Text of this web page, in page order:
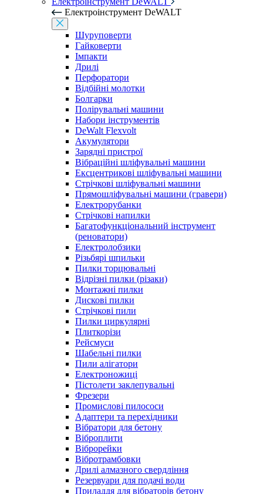
Електроінструмент DeWALT
Шуруповерти
Гайковерти
Імпакти
Дрилі
Перфоратори
Відбійні молотки
Болгарки
Полірувальні машини
Набори інструментів
DeWalt Flexvolt
Акумулятори
Зарядні пристрої
Вібраційні шліфувальні машини
Ексцентрикові шліфувальні машини
Стрічкові шліфувальні машини
Прямошліфувальні машини (гравери)
Електрорубанки
Стрічкові напилки
Багатофункціональний інструмент
(реноватори)
Електролобзики
Різьбярі шпильки
Пилки торцювальні
Відрізні пилки (різаки)
Монтажні пилки
Дискові пилки
Стрічкові пили
Пилки циркулярні
Плиткорізи
Рейсмуси
Шабельні пилки
Пили алігатори
Електроножиці
Пістолети заклепувальні
Фрезери
Промислові пилососи
Адаптери та перехідники
Вібратори для бетону
Віброплити
Віброрейки
Вібротрамбовки
Дрилі алмазного свердління
Резервуари для подачі води
Приладдя для вібраторів бетону